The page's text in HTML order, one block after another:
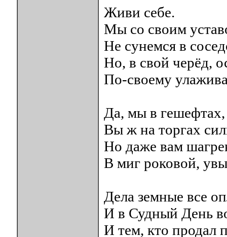
Живи себе.
Мы со своим
Не сунемся в
Но, в свой черёд,
По-своему
Да, мы в
Вы ж на торгах
Но даже вам
В миг роковой,
Дела земные все
И в Судный День
И тем, кто продал